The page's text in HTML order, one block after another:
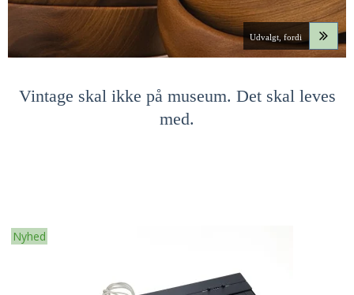
Ting, der allerede har bevist, at de holder.
Vintage skal ikke på museum. Det skal leves
med.
Nyhed